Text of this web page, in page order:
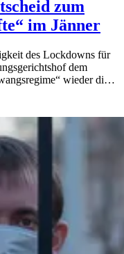
zum
im Jänner
des Lockdowns für
dem
wieder die